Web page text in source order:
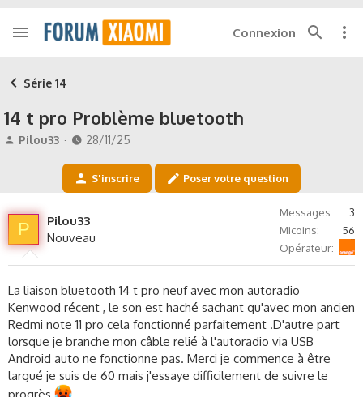
Connexion
Série 14
14 t pro Problème bluetooth
A
r
d
e
l
d
i
s
c
u
Pilou33
D
e
e
é
b
t
28/11/25
S'inscrire Poser votre question
P
Pilou33
Nouveau
Messages
3
Micoins
56
Opérateur
La liaison bluetooth 14 t pro neuf avec mon autoradio
Kenwood récent , le son est haché sachant qu'avec mon ancien
Redmi note 11 pro cela fonctionné parfaitement .D'autre part
lorsque je branche mon câble relié à l'autoradio via USB
Android auto ne fonctionne pas. Merci je commence à être
largué je suis de 60 mais j'essaye difficilement de suivre le